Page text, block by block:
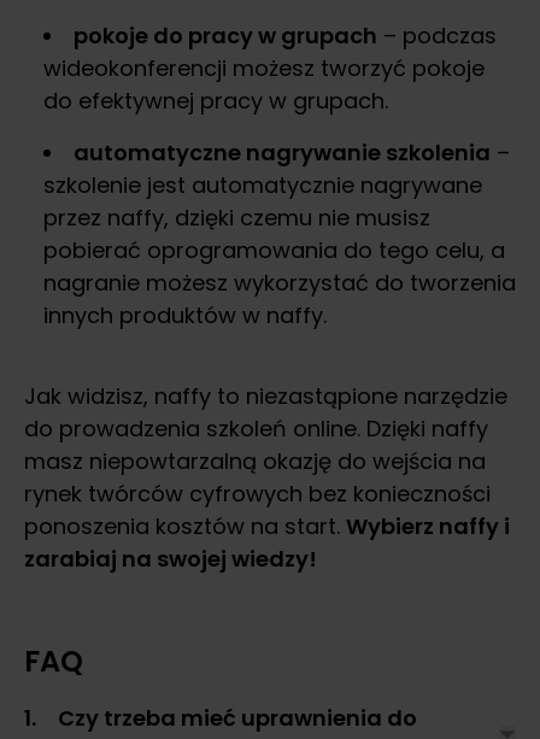
pokoje do pracy w grupach – podczas
wideokonferencji możesz tworzyć pokoje
do efektywnej pracy w grupach.
automatyczne nagrywanie szkolenia –
szkolenie jest automatycznie nagrywane
przez naffy, dzięki czemu nie musisz
pobierać oprogramowania do tego celu, a
nagranie możesz wykorzystać do tworzenia
innych produktów w naffy.
Jak widzisz, naffy to niezastąpione narzędzie
do prowadzenia szkoleń online. Dzięki naffy
masz niepowtarzalną okazję do wejścia na
rynek twórców cyfrowych bez konieczności
ponoszenia kosztów na start. Wybierz naffy i
zarabiaj na swojej wiedzy!
FAQ
1. Czy trzeba mieć uprawnienia do